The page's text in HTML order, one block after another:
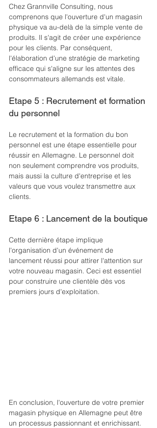
Chez Grannville Consulting, nous
comprenons que l'ouverture d'un magasin
physique va au-delà de la simple vente de
produits. Il s'agit de créer une expérience
pour les clients. Par conséquent,
l'élaboration d'une stratégie de marketing
efficace qui s'aligne sur les attentes des
consommateurs allemands est vitale.
Etape 5 : Recrutement et formation
du personnel
Le recrutement et la formation du bon
personnel est une étape essentielle pour
réussir en Allemagne. Le personnel doit
non seulement comprendre vos produits,
mais aussi la culture d'entreprise et les
valeurs que vous voulez transmettre aux
clients.
Etape 6 : Lancement de la boutique
Cette dernière étape implique
l'organisation d'un événement de
lancement réussi pour attirer l'attention sur
votre nouveau magasin. Ceci est essentiel
pour construire une clientèle dès vos
premiers jours d'exploitation.
En conclusion, l'ouverture de votre premier
magasin physique en Allemagne peut être
un processus passionnant et enrichissant.